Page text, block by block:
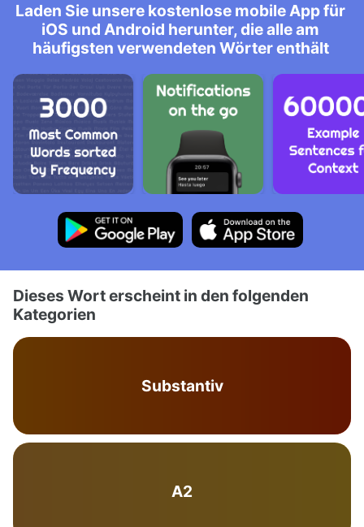
Laden Sie unsere kostenlose mobile App für
iOS und Android herunter, die alle am
häufigsten verwendeten Wörter enthält
Dieses Wort erscheint in den folgenden
Kategorien
Substantiv
A2